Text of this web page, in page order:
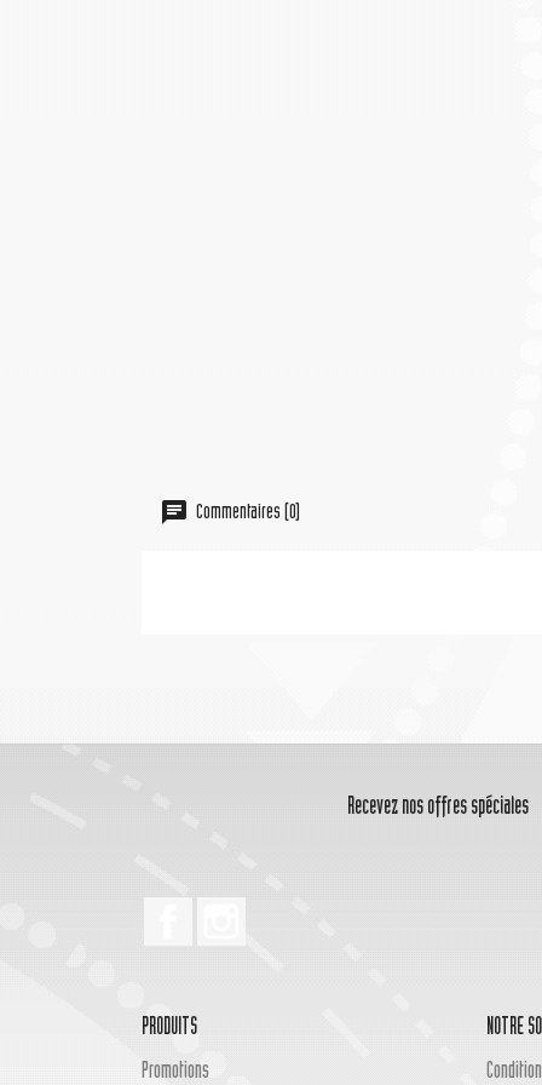
Commentaires (0)
Recevez nos offres spéciales
PRODUITS
Promotions
NOTRE